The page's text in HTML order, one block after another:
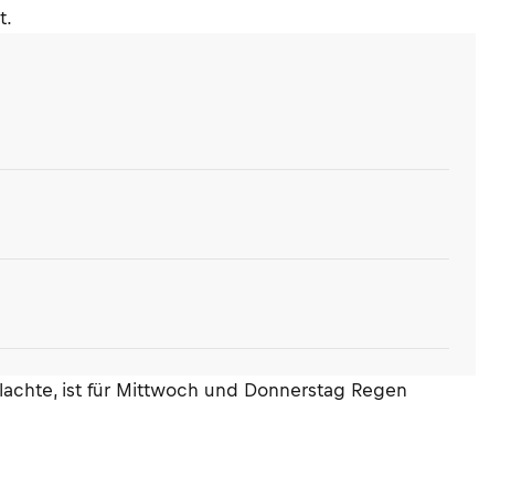
ist für Mittwoch und Donnerstag Regen